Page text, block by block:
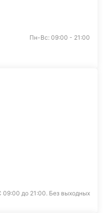
Пн-Вс: 09:00 - 21:00
09:00 до 21:00. Без выходных